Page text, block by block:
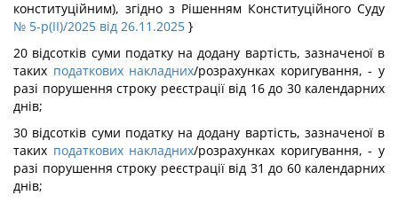
конституційним), згідно з Рішенням Конституційного Суду
№ 5-р(II)/2025 від 26.11.2025 }
20 відсотків суми податку на додану вартість, зазначеної в
таких податкових накладних/розрахунках коригування, - у
разі порушення строку реєстрації від 16 до 30 календарних
днів;
30 відсотків суми податку на додану вартість, зазначеної в
таких податкових накладних/розрахунках коригування, - у
разі порушення строку реєстрації від 31 до 60 календарних
днів;